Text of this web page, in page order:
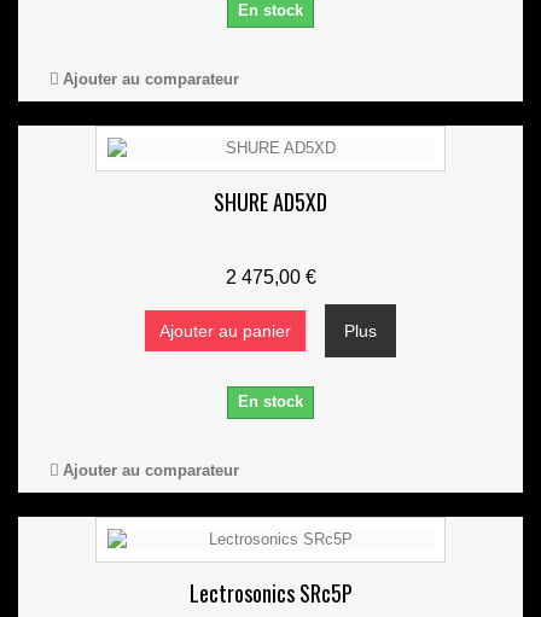
En stock
Ajouter au comparateur
SHURE AD5XD
2 475,00 €
Ajouter au panier Plus
En stock
Ajouter au comparateur
Lectrosonics SRc5P